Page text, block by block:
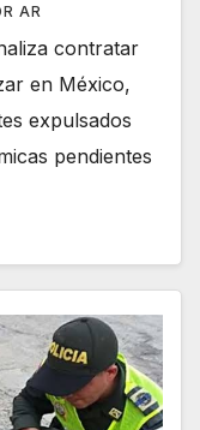
AR
contratar
en México,
expulsados
pendientes